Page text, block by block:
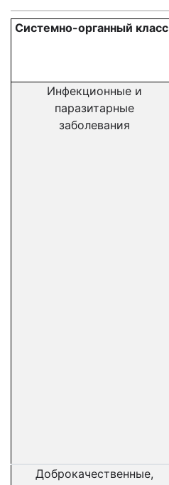
Системно-органный класс
Инфекционные и
паразитарные
заболевания
Доброкачественные,